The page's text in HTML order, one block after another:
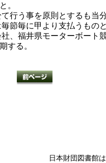
。
行う事を原則とするも当
節毎に甲より支払うもの
、福井県モーターボート
する。
日本財団図書館